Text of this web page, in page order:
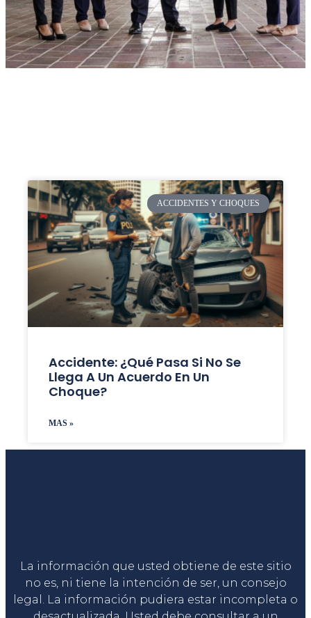
ACCIDENTES Y CHOQUES
Accidente: ¿Qué Pasa Si No Se
Llega A Un Acuerdo En Un
Choque?
MAS »
La información que usted obtiene de este sitio
no es, ni tiene la intención de ser, un consejo
legal. La información pudiera estar incompleta o